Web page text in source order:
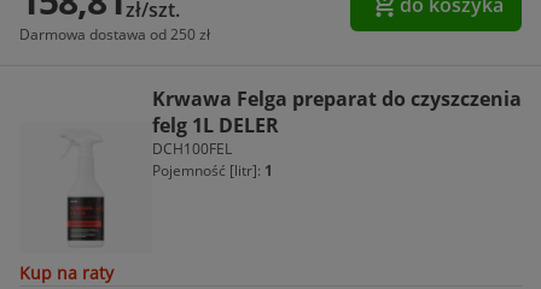
zł/szt.
Darmowa dostawa od 250 zł
Krwawa Felga preparat do czyszczenia
felg 1L DELER
DCH100FEL
Pojemność [litr]: 1
Kup na raty